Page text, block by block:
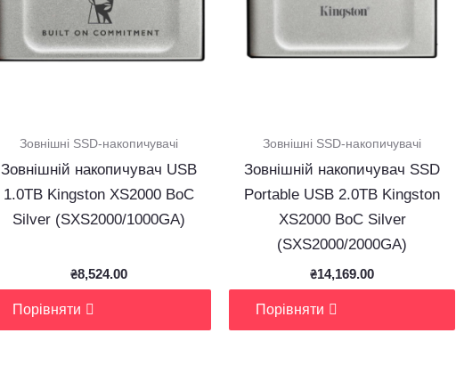
Зовнішні SSD-накопичувачі
Зовнішній накопичувач USB
1.0ТB Kingston XS2000 BoC
Silver (SXS2000/1000GA)
₴8,524.00
Порівняти
Зовнішні SSD-накопичувачі
Зовнішній накопичувач SSD
Portable USB 2.0ТB Kingston
XS2000 BoC Silver
(SXS2000/2000GA)
₴14,169.00
Порівняти